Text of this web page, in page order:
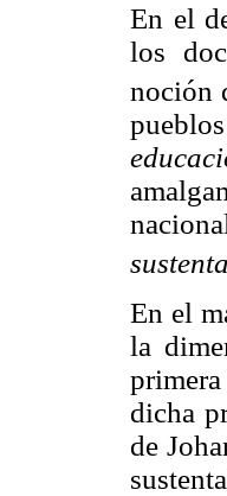
En el
los
noción
En el
la
dicha
de